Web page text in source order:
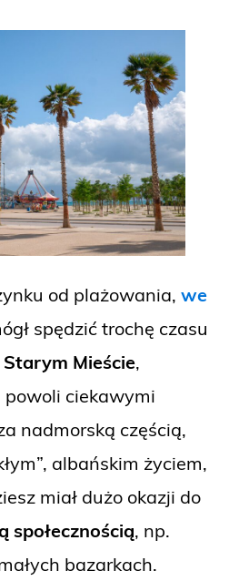
od plażowania, we
spędzić trochę czasu
Mieście,
powoli ciekawymi
nadmorską częścią,
albańskim życiem,
miał dużo okazji do
społecznością, np.
bazarkach.